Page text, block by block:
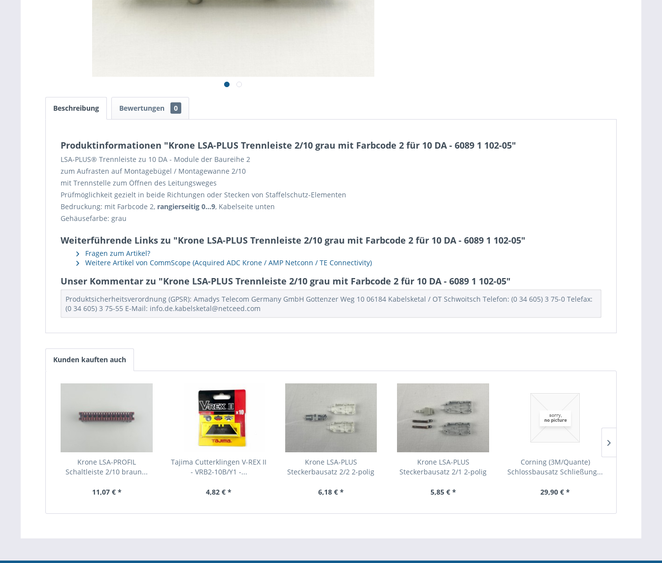
Beschreibung Bewertungen 0
Produktinformationen "Krone LSA-PLUS Trennleiste 2/10 grau mit Farbcode 2 für 10 DA - 6089 1 102-05"
LSA-PLUS® Trennleiste zu 10 DA - Module der Baureihe 2
zum Aufrasten auf Montagebügel / Montagewanne 2/10
mit Trennstelle zum Öffnen des Leitungsweges
Prüfmöglichkeit gezielt in beide Richtungen oder Stecken von Staffelschutz-Elementen
Bedruckung: mit Farbcode 2, rangierseitig 0...9, Kabelseite unten
Gehäusefarbe: grau
Weiterführende Links zu "Krone LSA-PLUS Trennleiste 2/10 grau mit Farbcode 2 für 10 DA - 6089 1 102-05"
Fragen zum Artikel?
Weitere Artikel von CommScope (Acquired ADC Krone / AMP Netconn / TE Connectivity)
Unser Kommentar zu "Krone LSA-PLUS Trennleiste 2/10 grau mit Farbcode 2 für 10 DA - 6089 1 102-05"
Produktsicherheitsverordnung (GPSR): Amadys Telecom Germany GmbH Gottenzer Weg 10 06184 Kabelsketal / OT Schwoitsch Telefon: (0 34 605) 3 75-0 Telefax:
(0 34 605) 3 75-55 E-Mail: info.de.kabelsketal@netceed.com
Kunden kauften auch
Krone LSA-PROFIL
Schaltleiste 2/10 braun...
11,07 € *
Tajima Cutterklingen V-REX II
- VRB2-10B/Y1 -...
4,82 € *
Krone LSA-PLUS
Steckerbausatz 2/2 2-polig
6,18 € *
Krone LSA-PLUS
Steckerbausatz 2/1 2-polig
5,85 € *
Corning (3M/Quante)
Schlossbausatz Schließung...
29,90 € *